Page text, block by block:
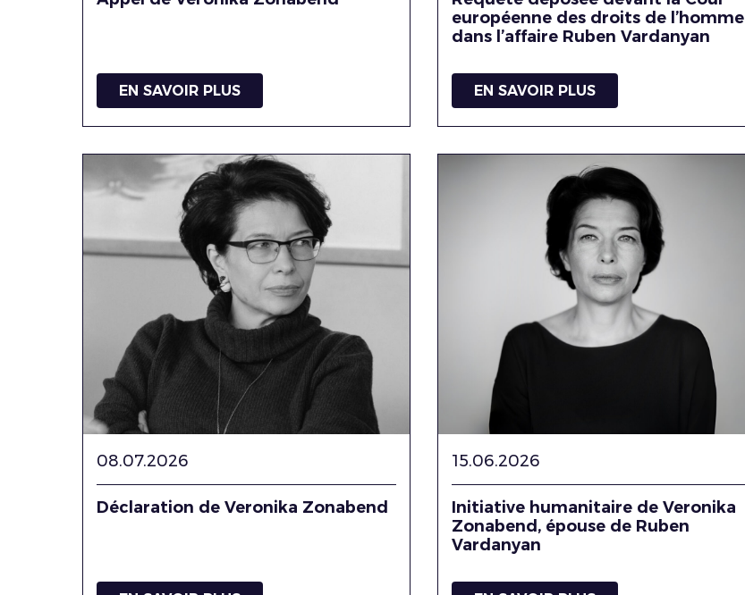
EN SAVOIR PLUS
européenne des droits de l’homme
dans l’affaire Ruben Vardanyan
EN SAVOIR PLUS
08.07.2026
Déclaration de Veronika Zonabend
15.06.2026
Initiative humanitaire de Veronika
Zonabend, épouse de Ruben
Vardanyan